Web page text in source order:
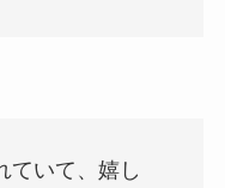
ていて、嬉し